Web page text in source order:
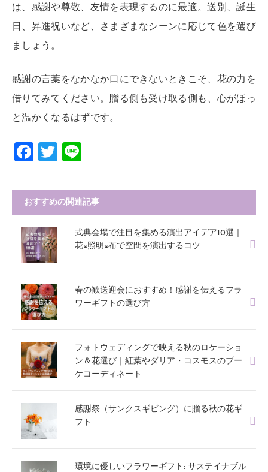
は、感謝や尊敬、友情を表現するのに最適。送別、誕生
日、昇進祝いなど、さまざまなシーンに応じて色を選び
ましょう。
感謝の言葉をなかなか口にできないときこそ、花の力を
借りてみてください。贈る側も受け取る側も、心がほっ
と温かくなるはずです。
F
ce
b
o
o
k
T
tt
er
e
おすすめの関連記事
式典会場で注目を集める演出アイデア10選｜
花×照明×布で空間を演出するコツ
春の歓送迎会におすすめ！感謝を伝えるフラ
ワーギフトの選び方
フォトウェディングで映える秋のロケーショ
ン＆花選び｜紅葉やダリア・コスモスのブー
ケコーディネート
感謝祭（サンクスギビング）に贈る秋の花ギ
フト
環境に優しいフラワーギフト: サステイナブル